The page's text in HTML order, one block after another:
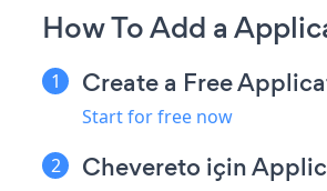
How To Add a
Create a Free
Start for free now
Chevereto için